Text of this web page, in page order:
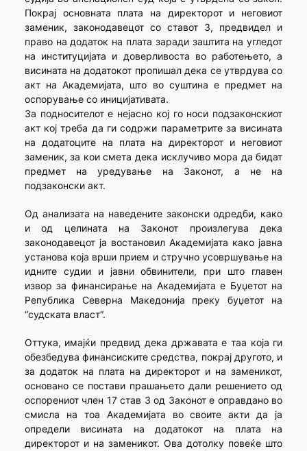
Покрај основната плата на директорот и неговиот
заменик, законодавецот со ставот 3, предвидел и
право на додаток на плата заради заштита на угледот
на институцијата и доверливоста во работењето, а
висината на додатокот пропишал дека се утврдува со
акт на Академијата, што во суштина е предмет на
оспорување со иницијативата.
За подносителот е нејасно кој го носи подзаконскиот
акт кој треба да ги содржи параметрите за висината
на додатоците на плата на директорот и неговиот
заменик, за кои смета дека исклучиво мора да бидат
предмет на уредување на Законот, а не на
подзаконски акт.
Од анализата на наведените законски одредби, како
и од целината на Законот произлегува дека
законодавецот ја востановил Академијата како јавна
установа која врши прием и стручно усовршување на
идните судии и јавни обвинители, при што главен
извор за финансирање на Академијата е Буџетот на
Република Северна Македонија преку буџетот на
“судската власт”.
Оттука, имајќи предвид дека државата е таа која ги
обезбедува финансиските средства, покрај другото, и
за додаток на плата на директорот и на заменикот,
основано се постави прашањето дали решението од
оспорениот член 17 став 3 од Законот е оправдано во
смисла на тоа Академијата во своите акти да ја
определи висината на додатокот на плата на
директорот и на заменикот. Ова дотолку повеќе што